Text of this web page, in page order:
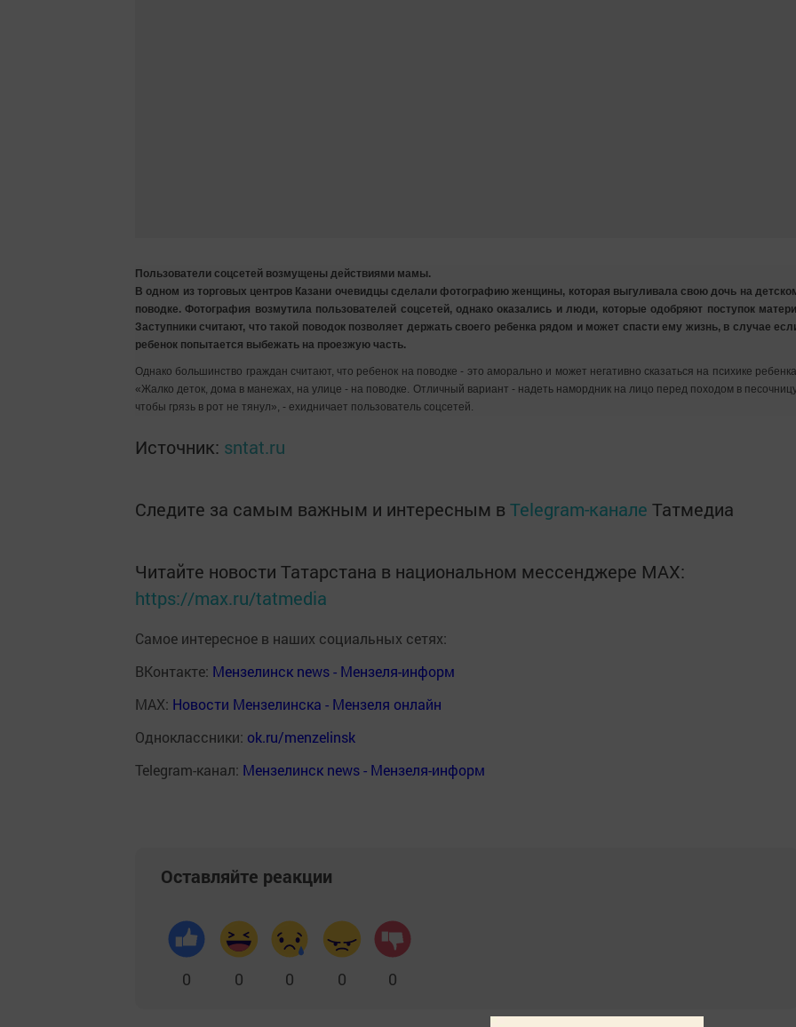
Пользователи соцсетей возмущены действиями мамы.
В одном из торговых центров Казани очевидцы сделали фотографию женщины, которая выгуливала свою дочь на
поводке. Фотография возмутила пользователей соцсетей, однако оказались и люди, которые одобряют поступок
Заступники считают, что такой поводок позволяет держать своего ребенка рядом и может спасти ему жизнь, в случае
ребенок попытается выбежать на проезжую часть.
Однако большинство граждан считают, что ребенок на поводке - это аморально и может негативно сказаться на психике
«Жалко деток, дома в манежах, на улице - на поводке. Отличный вариант - надеть намордник на лицо перед походом в
чтобы грязь в рот не тянул», - ехидничает пользователь соцсетей.
Источник: sntat.ru
Следите за самым важным и интересным в Telegram-канале Татмедиа
Читайте новости Татарстана в национальном мессенджере MАХ:
https://max.ru/tatmedia
Самое интересное в наших социальных сетях:
ВКонтакте: Мензелинск news - Мензеля-информ
MAX: Новости Мензелинска - Мензеля онлайн
Одноклассники: ok.ru/menzelinsk
Telegram-канал: Мензелинск news - Мензеля-информ
Оставляйте реакции
0 0 0 0 0